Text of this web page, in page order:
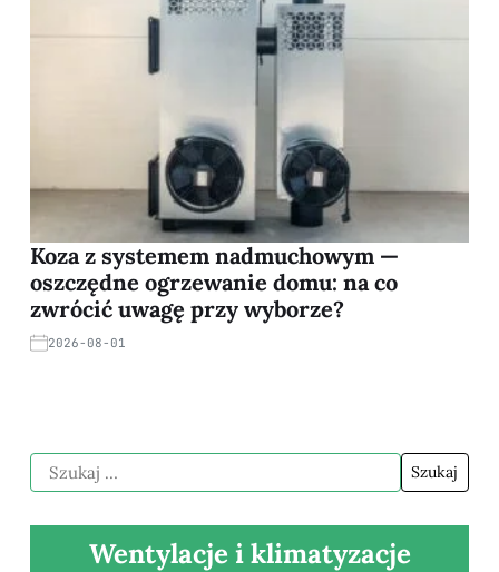
Koza z systemem nadmuchowym —
oszczędne ogrzewanie domu: na co
zwrócić uwagę przy wyborze?
2026-08-01
Wentylacje i klimatyzacje